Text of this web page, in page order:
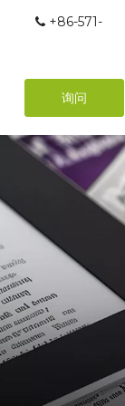
+86-571-
询问